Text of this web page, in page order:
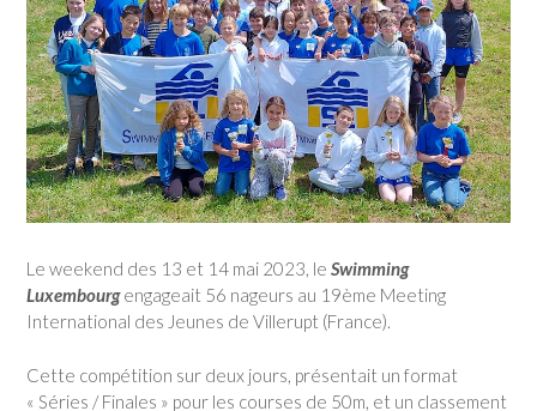
Le weekend des 13 et 14 mai 2023, le Swimming
Luxembourgengageait 56 nageurs au 19ème Meeting
International des Jeunes de Villerupt (France).
Cette compétition sur deux jours, présentait un format
« Séries / Finales » pour les courses de 50m, et un classement